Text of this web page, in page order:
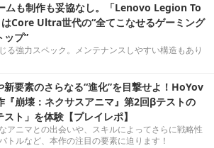
ムも制作も妥協なし。「Lenovo Legion To
Core Ultra世代の“全てこなせるゲーミング
ップ”
る強力スペック。メンテナンスしやすい構造もあり
新要素のさらなる“進化”を目撃せよ！HoYov
『崩壊：ネクサスアニマ』第2回βテストの
スト」を体験【プレイレポ】
アニマとの出会いや、スキルによってさらに戦略性
トルなど、本作の注目の要素に迫ります！